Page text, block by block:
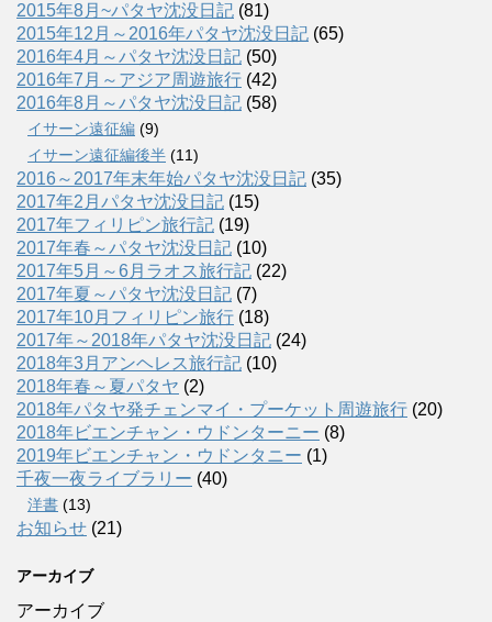
2015年8月~パタヤ沈没日記 (81)
2015年12月～2016年パタヤ沈没日記 (65)
2016年4月～パタヤ沈没日記 (50)
2016年7月～アジア周遊旅行 (42)
2016年8月～パタヤ沈没日記 (58)
イサーン遠征編 (9)
イサーン遠征編後半 (11)
2016～2017年末年始パタヤ沈没日記 (35)
2017年2月パタヤ沈没日記 (15)
2017年フィリピン旅行記 (19)
2017年春～パタヤ沈没日記 (10)
2017年5月～6月ラオス旅行記 (22)
2017年夏～パタヤ沈没日記 (7)
2017年10月フィリピン旅行 (18)
2017年～2018年パタヤ沈没日記 (24)
2018年3月アンヘレス旅行記 (10)
2018年春～夏パタヤ (2)
2018年パタヤ発チェンマイ・プーケット周遊旅行 (20)
2018年ビエンチャン・ウドンターニー (8)
2019年ビエンチャン・ウドンタニー (1)
千夜一夜ライブラリー (40)
洋書 (13)
お知らせ (21)
アーカイブ
アーカイブ